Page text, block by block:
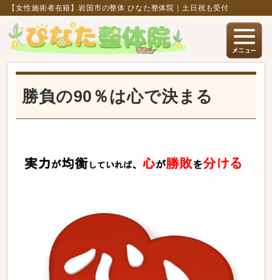
【女性施術者在籍】岩国市の整体 ひなた整体院｜土日祝も受付
勝負の90％は心で決まる